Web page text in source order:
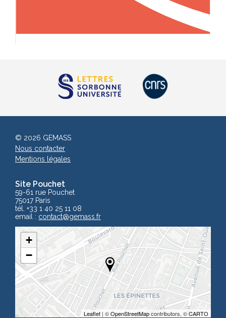
Site Pouchet
59-61 rue Pouchet
75017 Paris
tél. +33 1 40 25 11 08
email : contact@gemass.fr
+
−
Leaflet | ©OpenStreetMapcontributors, ©CARTO
© 2026 GEMASS
Nous contacter
Mentions légales